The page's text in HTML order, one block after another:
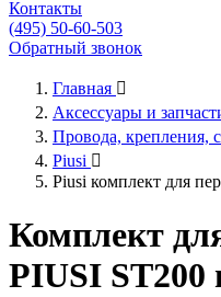
Контакты
(495) 50-60-503
Обратный звонок
Главная 
Аксессуары и
Провода, крепления,
Piusi 
Piusi комплект для
Комплект
PIUSI ST200